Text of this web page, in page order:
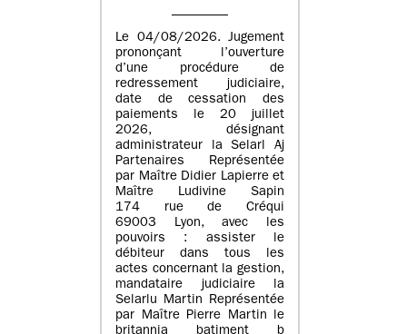
Le 04/08/2026. Jugement
prononçant l’ouverture
d’une procédure de
redressement judiciaire,
date de cessation des
paiements le 20 juillet
2026, désignant
administrateur la Selarl Aj
Partenaires Représentée
par Maître Didier Lapierre et
Maître Ludivine Sapin
174 rue de Créqui
69003 Lyon, avec les
pouvoirs : assister le
débiteur dans tous les
actes concernant la gestion,
mandataire judiciaire la
Selarlu Martin Représentée
par Maître Pierre Martin le